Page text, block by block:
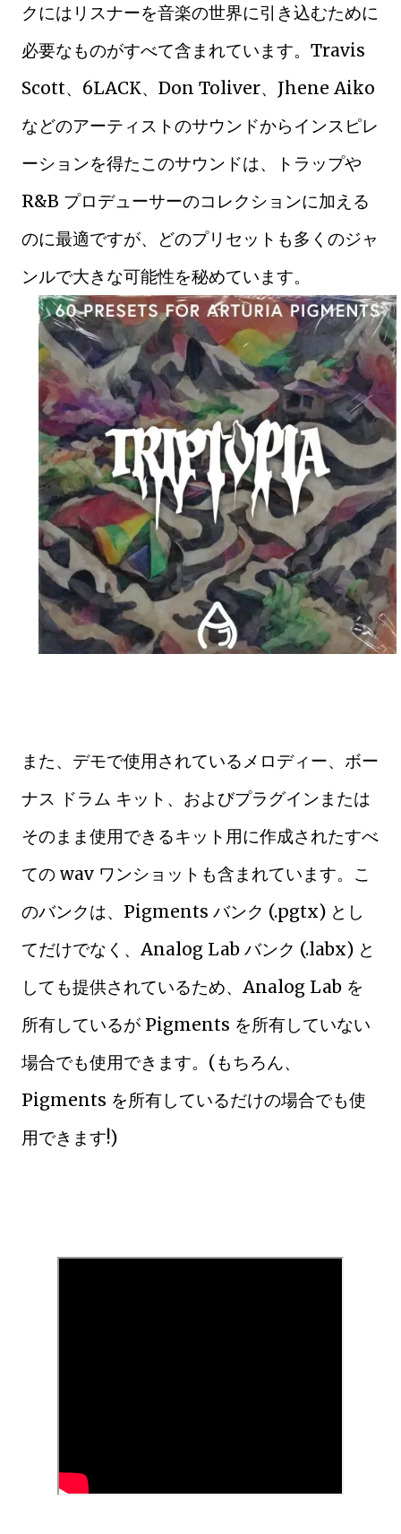
クにはリスナーを音楽の世界に引き込むために
必要なものがすべて含まれています。Travis
Scott、6LACK、Don Toliver、Jhene Aiko
などのアーティストのサウンドからインスピレ
ーションを得たこのサウンドは、トラップや
R&B プロデューサーのコレクションに加える
のに最適ですが、どのプリセットも多くのジャ
ンルで大きな可能性を秘めています。
また、デモで使用されているメロディー、ボー
ナス ドラム キット、およびプラグインまたは
そのまま使用できるキット用に作成されたすべ
ての wav ワンショットも含まれています。こ
のバンクは、Pigments バンク (.pgtx) とし
てだけでなく、Analog Lab バンク (.labx) と
しても提供されているため、Analog Lab を
所有しているが Pigments を所有していない
場合でも使用できます。(もちろん、
Pigments を所有しているだけの場合でも使
用できます!)